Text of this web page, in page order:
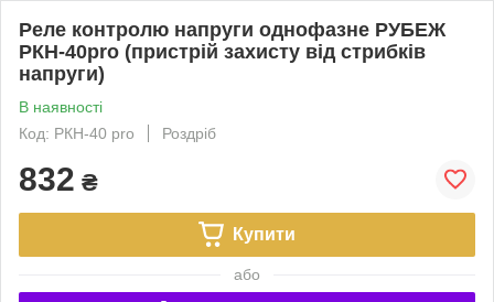
Реле контролю напруги однофазне РУБЕЖ
РКН-40pro (пристрій захисту від стрибків
напруги)
В наявності
Код: РКН-40 pro
Роздріб
832 ₴
Купити
або